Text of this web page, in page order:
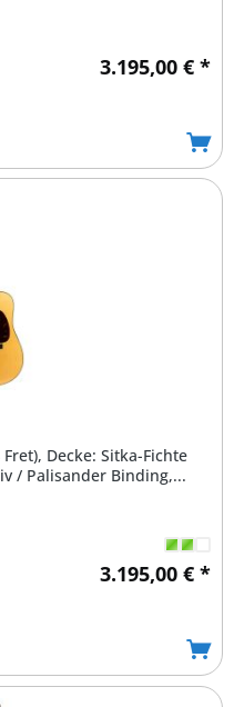
3.195,00 € *
Decke: Sitka-Fichte
/ Palisander Binding,...
3.195,00 € *